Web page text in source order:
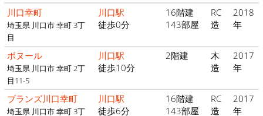
川口幸町
埼玉県 川口市 幸町 3丁
目
川口駅
徒歩0分
16階建
143部屋
RC
造
2018
年
ボヌール
埼玉県 川口市 幸町 2丁
目11-5
川口駅
徒歩10分
2階建
木
造
2017
年
ブランズ川口幸町
埼玉県 川口市 幸町 3丁
川口駅
徒歩6分
16階建
143部屋
RC
造
2017
年